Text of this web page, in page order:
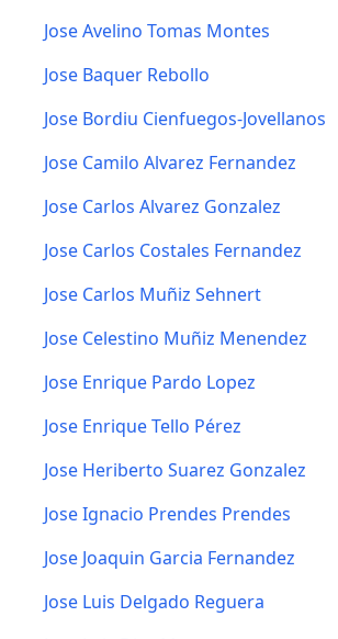
Jose Avelino Tomas Montes
Jose Baquer Rebollo
Jose Bordiu Cienfuegos-Jovellanos
Jose Camilo Alvarez Fernandez
Jose Carlos Alvarez Gonzalez
Jose Carlos Costales Fernandez
Jose Carlos Muñiz Sehnert
Jose Celestino Muñiz Menendez
Jose Enrique Pardo Lopez
Jose Enrique Tello Pérez
Jose Heriberto Suarez Gonzalez
Jose Ignacio Prendes Prendes
Jose Joaquin Garcia Fernandez
Jose Luis Delgado Reguera